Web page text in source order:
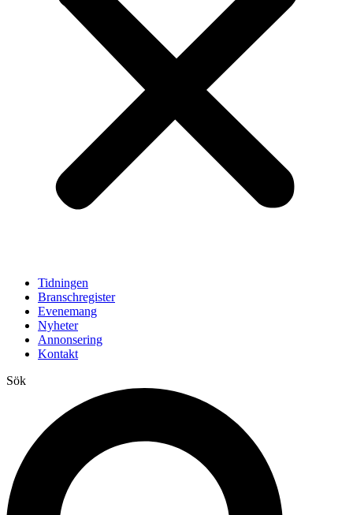
Tidningen
Branschregister
Evenemang
Nyheter
Annonsering
Kontakt
Sök